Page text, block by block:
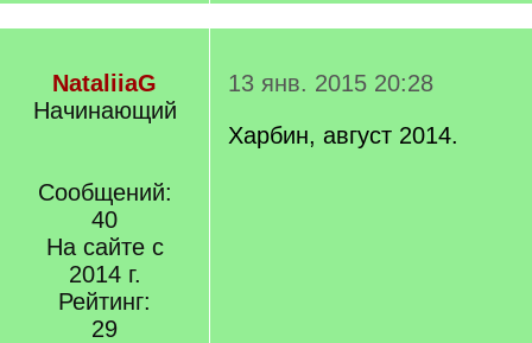
NataliiaG
Начинающий
Сообщений:
40
На сайте с
2014 г.
Рейтинг:
29
13 янв. 2015 20:28
Харбин, август 2014.